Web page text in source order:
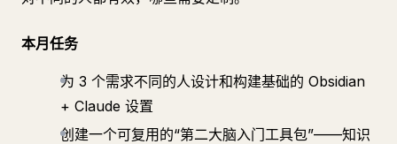
本月任务
为 3 个需求不同的人设计和构建基础的 Obsidian
+ Claude 设置
创建一个可复用的“第二大脑入门工具包”——知识